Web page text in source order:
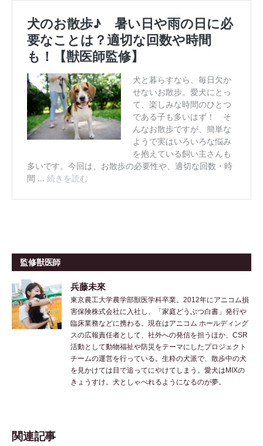
監修獣医師
兵藤未來
東京農工大学農学部獣医学科卒業。2012年にアニコム損
害保険株式会社に入社し、「家庭どうぶつ白書」発行や
臨床業務などに携わる。現在はアニコム ホールディング
スの広報責任者として、社外への発信を担うほか、CSR
活動として動物福祉や防災をテーマにしたプロジェクト
チームの運営を行っている。生粋の犬派で、散歩中の犬
を見かけては目で追ってにやけてしまう。愛犬はMIXの
きょうすけ。犬としゃべれるようになるのが夢。
関連記事